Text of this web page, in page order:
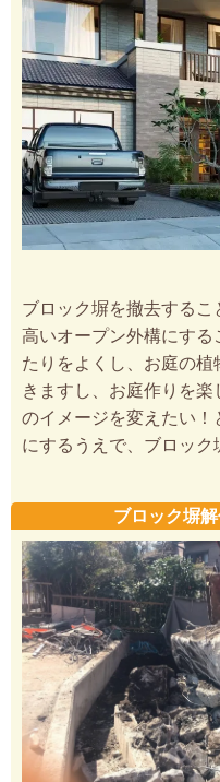
ブロック塀を撤去する
高いオープン外構にする
たりをよくし、お庭の
きますし、お庭作りを
のイメージを変えたい
にするうえで、ブロック
ブロック塀